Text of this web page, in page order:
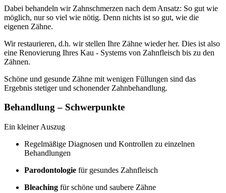
Dabei behandeln wir Zahnschmerzen nach dem Ansatz: So gut wie
möglich, nur so viel wie nötig. Denn nichts ist so gut, wie die
eigenen Zähne.
Wir restaurieren, d.h. wir stellen Ihre Zähne wieder her. Dies ist also
eine Renovierung Ihres Kau - Systems von Zahnfleisch bis zu den
Zähnen.
Schöne und gesunde Zähne mit wenigen Füllungen sind das
Ergebnis stetiger und schonender Zahnbehandlung.
Behandlung – Schwerpunkte
Ein kleiner Auszug
Regelmäßige Diagnosen und Kontrollen zu einzelnen
Behandlungen
Parodontologie für gesundes Zahnfleisch
Bleaching für schöne und saubere Zähne